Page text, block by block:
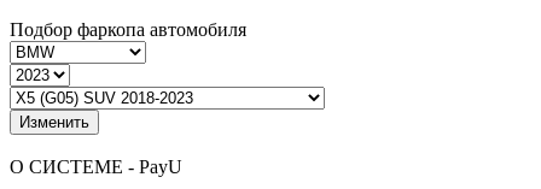
Подбор фаркопа автомобиля
Изменить
О СИСТЕМЕ - PayU